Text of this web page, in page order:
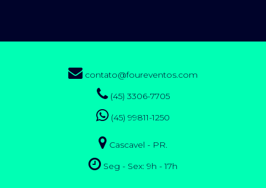
contato@foureventos.com
(45) 3306-7705
(45) 99811-1250
Cascavel - PR.
Seg - Sex: 9h - 17h